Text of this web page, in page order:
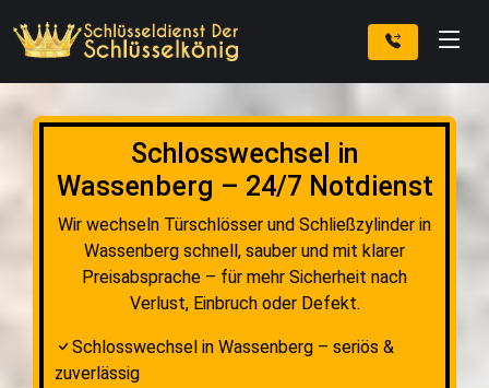
Schlosswechsel in
Wassenberg – 24/7 Notdienst
Wir wechseln Türschlösser und Schließzylinder in
Wassenberg schnell, sauber und mit klarer
Preisabsprache – für mehr Sicherheit nach
Verlust, Einbruch oder Defekt.
Schlosswechsel in Wassenberg – seriös &
zuverlässig